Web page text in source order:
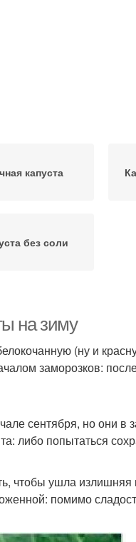
капуста
без соли
на зиму
(ну и
заморозков:
сентября, но они в
либо попытаться
чтобы ушла излишняя
помимо